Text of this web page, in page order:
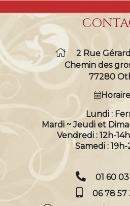
2 Rue
Chemin des
77280
Lundi :
Mardi ~ Jeudi et
Vendredi : 12h-
Samedi :
01 60
06 78 57